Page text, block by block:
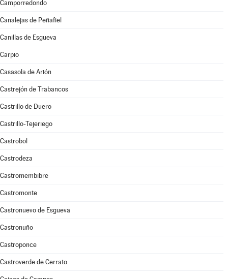
Camporredondo
Canalejas de Peñafiel
Canillas de Esgueva
Carpio
Casasola de Arión
Castrejón de Trabancos
Castrillo de Duero
Castrillo-Tejeriego
Castrobol
Castrodeza
Castromembibre
Castromonte
Castronuevo de Esgueva
Castronuño
Castroponce
Castroverde de Cerrato